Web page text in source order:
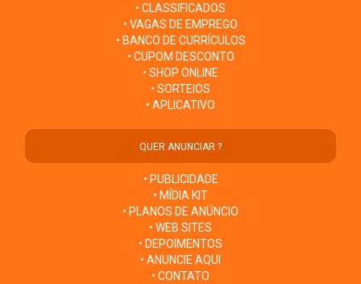
• CLASSIFICADOS
• VAGAS DE EMPREGO
• BANCO DE CURRÍCULOS
• CUPOM DESCONTO
• SHOP ONLINE
• SORTEIOS
• APLICATIVO
QUER ANUNCIAR ?
• PUBLICIDADE
• MÍDIA KIT
• PLANOS DE ANÚNCIO
• WEB SITES
• DEPOIMENTOS
• ANUNCIE AQUI
• CONTATO